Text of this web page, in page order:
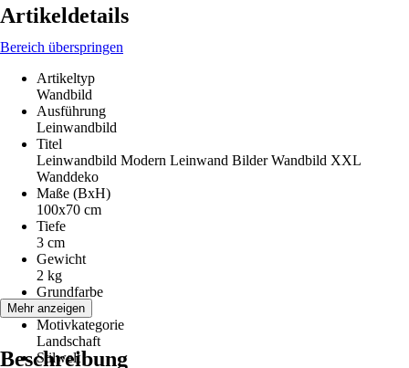
Artikeldetails
Bereich überspringen
Artikeltyp
Wandbild
Ausführung
Leinwandbild
Titel
Leinwandbild Modern Leinwand Bilder Wandbild XXL
Wanddeko
Maße (BxH)
100x70 cm
Tiefe
3 cm
Gewicht
2 kg
Grundfarbe
Grau
Motivkategorie
Landschaft
Stilwelt
Mehr anzeigen
Beschreibung